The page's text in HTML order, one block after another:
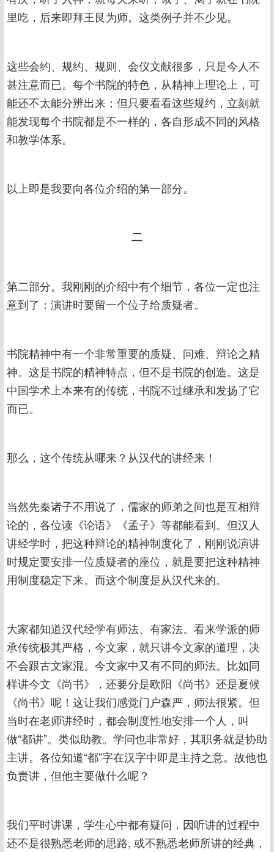
里吃，后来即拜王艮为师。这类例子并不少见。
这些会约、规约、规则、会仪文献很多，只是今人不
甚注意而已。每个书院的特色，从精神上理论上，可
能还不太能分辨出来；但只要看看这些规约，立刻就
能发现每个书院都是不一样的，各自形成不同的风格
和教学体系。
以上即是我要向各位介绍的第一部分。
二
第二部分。我刚刚的介绍中有个细节，各位一定也注
意到了：演讲时要留一个位子给质疑者。
书院精神中有一个非常重要的质疑、问难、辩论之精
神。这是书院的精神特点，但不是书院的创造。这是
中国学术上本来有的传统，书院不过继承和发扬了它
而已。
那么，这个传统从哪来？从汉代的讲经来！
当然先秦诸子不用说了，儒家的师弟之间也是互相辩
论的，各位读《论语》《孟子》等都能看到。但汉人
讲经学时，把这种辩论的精神制度化了，刚刚说演讲
时规定要安排一位质疑者的座位，就是要把这种精神
用制度稳定下来。而这个制度是从汉代来的。
大家都知道汉代经学有师法、有家法。看来学派的师
承传统极其严格，今文家，就只讲今文家的道理，决
不会跟古文家混。今文家中又有不同的师法。比如同
样讲今文《尚书》，还要分是欧阳《尚书》还是夏候
《尚书》呢！这让我们感觉门户森严，师法很紧。但
当时在老师讲经时，都会制度性地安排一个人，叫
做“都讲”。类似助教。学问也非常好，其职务就是协助
主讲。各位知道“都”字在汉字中即是主持之意。故他也
负责讲，但他主要做什么呢？
我们平时讲课，学生心中都有疑问，因听讲的过程中
还不是很熟悉老师的思路, 或不熟悉老师所讲的经典，